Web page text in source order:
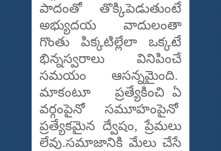
పాదంతో తొక్కిపెడుతుంటే
అభ్యుదయ వాదులంతా
గొంతు పిక్కటిల్లేలా ఒక్కటే
భిన్నస్వరాలు వినిపించే
సమయం ఆసన్నమైంది.
మాకంటూ ప్రత్యేకించి ఏ
వర్గంపైనో సమూహంపైనో
ప్రత్యేకమైన ద్వేషం, ప్రేమలు
లేవు.సమాజానికి మేలు చేసే